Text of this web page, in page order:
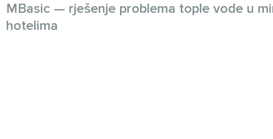
MBasic — rješenje problema tople vode u
hotelima